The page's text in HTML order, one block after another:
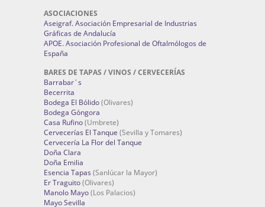
ASOCIACIONES
Aseigraf. Asociación Empresarial de Industrias
Gráficas de Andalucía
APOE. Asociación Profesional de Oftalmólogos de
España
BARES DE TAPAS / VINOS / CERVECERÍAS
Barrabar´s
Becerrita
Bodega El Bólido(Olivares)
Bodega Góngora
Casa Rufino(Umbrete)
Cervecerías El Tanque (Sevilla y Tomares)
Cervecería La Flor del Tanque
Doña Clara
Doña Emilia
Esencia Tapas (Sanlúcar la Mayor)
Er Traguito(Olivares)
Manolo Mayo(Los Palacios)
Mayo Sevilla